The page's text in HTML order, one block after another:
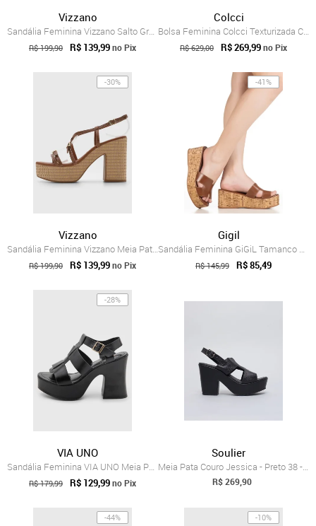
Vizzano
Sandália Feminina Vizzano Salto Grosso T...
R$ 199,90 R$ 139,99no Pix
Colcci
Bolsa Feminina Colcci Texturizada Caramelo
R$ 629,00 R$ 269,99no Pix
-30%
Vizzano
Sandália Feminina Vizzano Meia Pata Marrom
R$ 199,90 R$ 139,99no Pix
-41%
Gigil
Sandália Feminina GiGiL Tamanco Platafor...
R$ 145,99 R$ 85,49
-28%
VIA UNO
Sandália Feminina VIA UNO Meia Pata Tira...
R$ 179,99 R$ 129,99no Pix
Soulier
Meia Pata Couro Jessica - Preto 38 - preto
R$ 269,90
-44% -10%